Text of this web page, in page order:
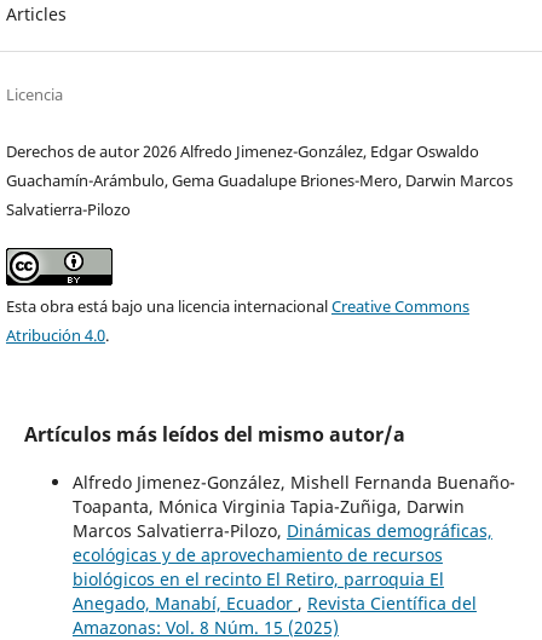
Articles
Licencia
Derechos de autor 2026 Alfredo Jimenez-González, Edgar Oswaldo
Guachamín-Arámbulo, Gema Guadalupe Briones-Mero, Darwin Marcos
Salvatierra-Pilozo
Esta obra está bajo una licencia internacionalCreative Commons
Atribución 4.0.
Artículos más leídos del mismo autor/a
Alfredo Jimenez-González, Mishell Fernanda Buenaño-
Toapanta, Mónica Virginia Tapia-Zuñiga, Darwin
Marcos Salvatierra-Pilozo, Dinámicas demográficas,
ecológicas y de aprovechamiento de recursos
biológicos en el recinto El Retiro, parroquia El
Anegado, Manabí, Ecuador , Revista Científica del
Amazonas: Vol. 8 Núm. 15 (2025)